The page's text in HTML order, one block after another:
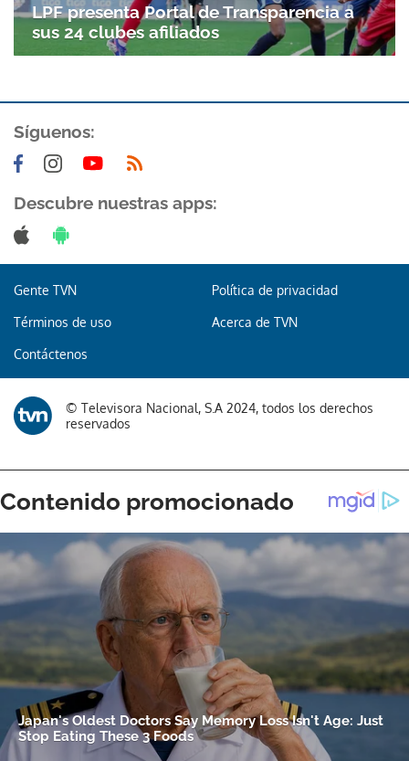
ACEPTAR
LPF presenta Portal de Transparencia a
sus 24 clubes afiliados
Síguenos:
Descubre nuestras apps:
Gente TVN Política de privacidad
Términos de uso Acerca de TVN
Contáctenos
© Televisora Nacional, S.A 2024, todos los derechos
reservados